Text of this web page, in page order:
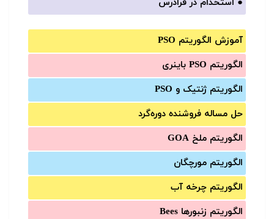
● استخدام در فرادرس
آموزش الگوریتم PSO
الگوریتم PSO باینری
الگوریتم ژنتیک و PSO
حل مساله فروشنده دوره‌گرد
الگوریتم ملخ GOA
الگوریتم مورچگان
الگوریتم چرخه آب
الگوریتم زنبورها Bees